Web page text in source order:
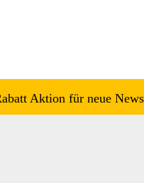
Aktion für neue